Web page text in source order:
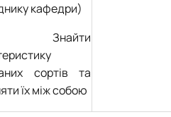
кафедри)
Знайти
сортів та
їх між собою